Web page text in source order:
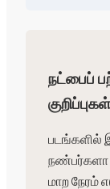
நட்பைப்
குறிப்புகள்
படங்களில்
நண்பர்களா
மாற நேரம்